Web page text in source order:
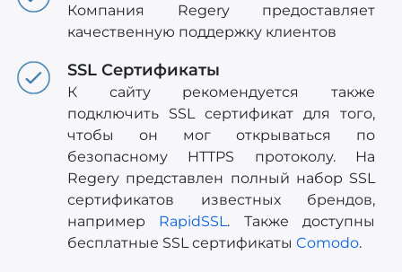
Компания Regery предоставляет
качественную поддержку клиентов
SSL Сертификаты
К сайту рекомендуется также
подключить SSL сертификат для того,
чтобы он мог открываться по
безопасному HTTPS протоколу. На
Regery представлен полный набор SSL
сертификатов известных брендов,
например RapidSSL. Также доступны
бесплатные SSL сертификаты Comodo.